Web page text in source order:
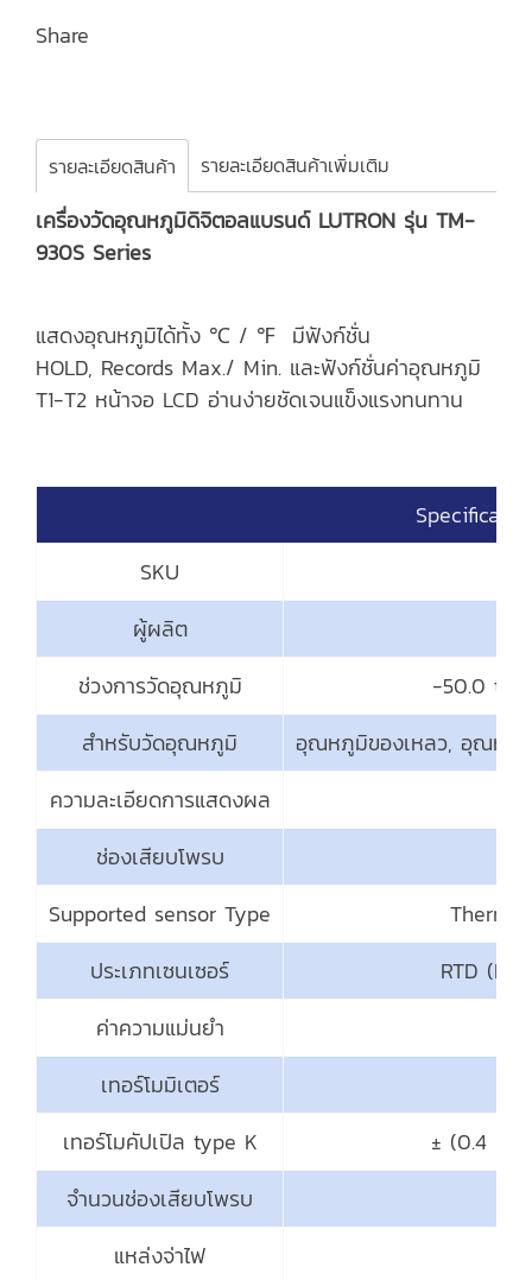
Share
รายละเอียดสินค้า รายละเอียดสินค้าเพิ่มเติม
เครื่องวัดอุณหภูมิดิจิตอลแบรนด์ LUTRON รุ่น TM-
930S Series
แสดงอุณหภูมิได้ทั้ง ℃ / ℉ มีฟังก์ชั่น
HOLD, Records Max./ Min. และฟังก์ชั่นค่าอุณหภูมิ
T1-T2 หน้าจอ LCD อ่านง่ายชัดเจนแข็งแรงทนทาน
SKU
ผู้ผลิต
ช่วงการวัดอุณหภูมิ
-50.0 to
สำหรับวัดอุณหภูมิ
อุณหภูมิของเหลว, อุณหภู
ความละเอียดการแสดงผล
ช่องเสียบโพรบ
Supported sensor Type
ประเภทเซนเซอร์
RTD
ค่าความแม่นยำ
เทอร์โมมิเตอร์
เทอร์โมคัปเปิล type K
± (0.4 %
จำนวนช่องเสียบโพรบ
แหล่งจ่าไฟ